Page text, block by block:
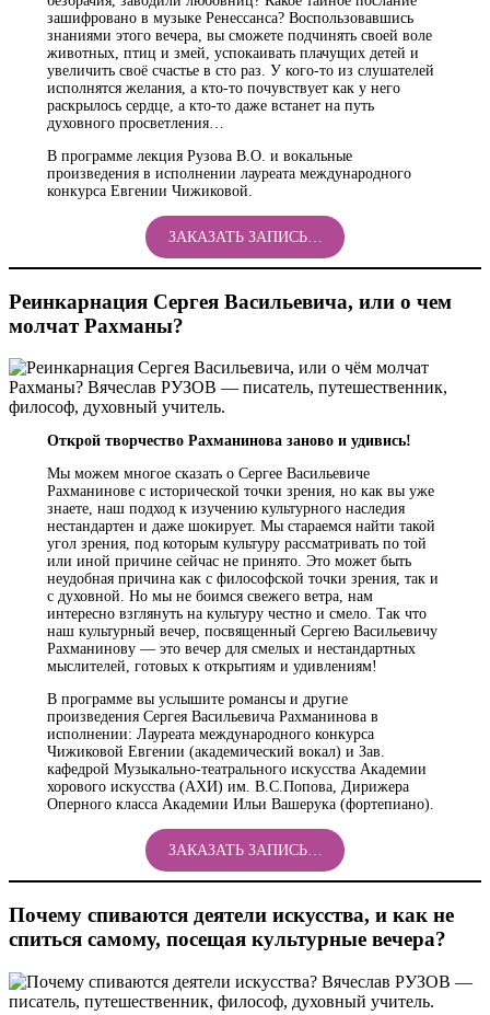
зашифровано в музыке Ренессанса? Воспользовавшись
знаниями этого вечера, вы сможете подчинять своей воле
животных, птиц и змей, успокаивать плачущих детей и
увеличить своё счастье в сто раз. У кого-то из слушателей
исполнятся желания, а кто-то почувствует как у него
раскрылось сердце, а кто-то даже встанет на путь
духовного просветления…
В программе лекция Рузова В.О. и вокальные
произведения в исполнении лауреата международного
конкурса Евгении Чижиковой.
ЗАКАЗАТЬ ЗАПИСЬ…
Реинкарнация Сергея Васильевича, или о чем
молчат Рахманы?
Открой творчество Рахманинова заново и удивись!
Мы можем многое сказать о Сергее Васильевиче
Рахманинове с исторической точки зрения, но как вы уже
знаете, наш подход к изучению культурного наследия
нестандартен и даже шокирует. Мы стараемся найти такой
угол зрения, под которым культуру рассматривать по той
или иной причине сейчас не принято. Это может быть
неудобная причина как с философской точки зрения, так и
с духовной. Но мы не боимся свежего ветра, нам
интересно взглянуть на культуру честно и смело. Так что
наш культурный вечер, посвященный Сергею Васильевичу
Рахманинову — это вечер для смелых и нестандартных
мыслителей, готовых к открытиям и удивлениям!
В программе вы услышите романсы и другие
произведения Сергея Васильевича Рахманинова в
исполнении: Лауреата международного конкурса
Чижиковой Евгении (академический вокал) и Зав.
кафедрой Музыкально-театрального искусства Академии
хорового искусства (АХИ) им. В.С.Попова, Дирижера
Оперного класса Академии Ильи Вашерука (фортепиано).
ЗАКАЗАТЬ ЗАПИСЬ…
Почему спиваются деятели искусства, и как не
спиться самому, посещая культурные вечера?